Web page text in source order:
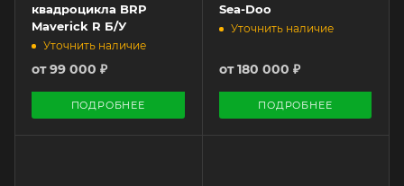
квадроцикла BRP
Maverick R Б/У
Уточнить наличие
от99 000 ₽
ПОДРОБНЕЕ
Sea-Doo
Уточнить наличие
от180 000 ₽
ПОДРОБНЕЕ